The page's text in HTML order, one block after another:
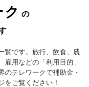
の
覧です。旅行、飲食、農
用などの「利用目的」
のテレワークで補助金・
をご覧ください！